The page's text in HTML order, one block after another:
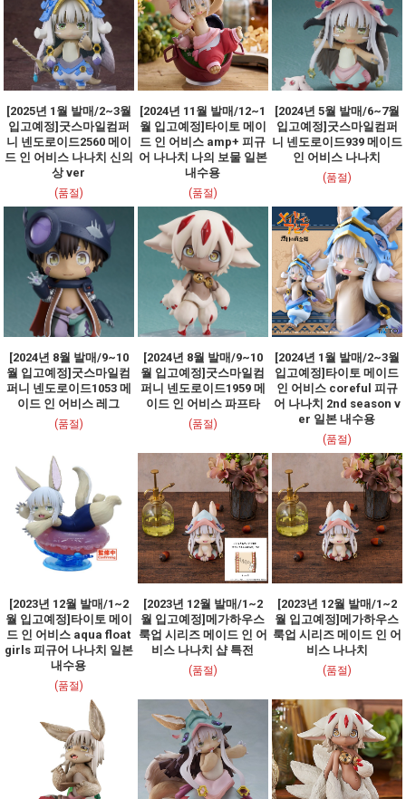
[2025년 1월 발매/2~3월
입고예정]굿스마일컴퍼
니 넨도로이드2560 메이
드 인 어비스 나나치 신의
상 ver
(품절)
[2024년 11월 발매/12~1
월 입고예정]타이토 메이
드 인 어비스 amp+ 피규
어 나나치 나의 보물 일본
내수용
(품절)
[2024년 5월 발매/6~7월
입고예정]굿스마일컴퍼
니 넨도로이드939 메이드
인 어비스 나나치
(품절)
[2024년 8월 발매/9~10
월 입고예정]굿스마일컴
퍼니 넨도로이드1053 메
이드 인 어비스 레그
(품절)
[2024년 8월 발매/9~10
월 입고예정]굿스마일컴
퍼니 넨도로이드1959 메
이드 인 어비스 파프타
(품절)
[2024년 1월 발매/2~3월
입고예정]타이토 메이드
인 어비스 coreful 피규
어 나나치 2nd season v
er 일본 내수용
(품절)
[2023년 12월 발매/1~2
월 입고예정]타이토 메이
드 인 어비스 aqua float
girls 피규어 나나치 일본
내수용
(품절)
[2023년 12월 발매/1~2
월 입고예정]메가하우스
룩업 시리즈 메이드 인 어
비스 나나치 샵 특전
(품절)
[2023년 12월 발매/1~2
월 입고예정]메가하우스
룩업 시리즈 메이드 인 어
비스 나나치
(품절)